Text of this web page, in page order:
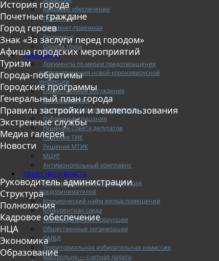
Кадровое обеспечение
Приемная
Интернет-приемная
Регламент
Охрана труда
ДОКУМЕНТЫ
Документы по мерам предотвращения
распространения новой коронавирусной
инфекции
Общественные обсуждения
Постановления
Антикоррупционная экспертиза
Публичные слушания
Решения Совета депутатов
Решения ТИК
Решения МТИК
МЦУР
Антимонопольный комплаенс
ОБЩЕСТВО И ВЛАСТЬ
Уполномоченный по защите прав
предпринимателей
Коммерческий найм жилых помещений
Конкурентная среда
Противодействие коррупции
Общественные организации
ОМВД
Территориальная избирательная комиссия
Контрольно — счетная палата
История города
Почетные граждане
Город героев
Знак «За заслуги перед городом»
Афиша городских мероприятий
Туризм
Города-побратимы
Городские программы
Генеральный план города
Правила застройки и землепользования
Экстренные службы
Медиа галерея
Новости
Руководитель администрации
Структура
Полномочия
Кадровое обеспечение
НЦА
Экономика
Образование